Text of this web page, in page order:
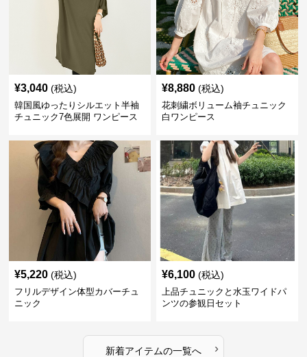
¥3,040 (税込)
韓国風ゆったりシルエット半袖
チュニック7色展開 ワンピース
¥8,880 (税込)
花刺繍ボリューム袖チュニック
白ワンピース
¥5,220 (税込)
フリルデザイン体型カバーチュ
ニック
¥6,100 (税込)
上品チュニックと水玉ワイドパ
ンツの参観日セット
新着アイテムの一覧へ ›